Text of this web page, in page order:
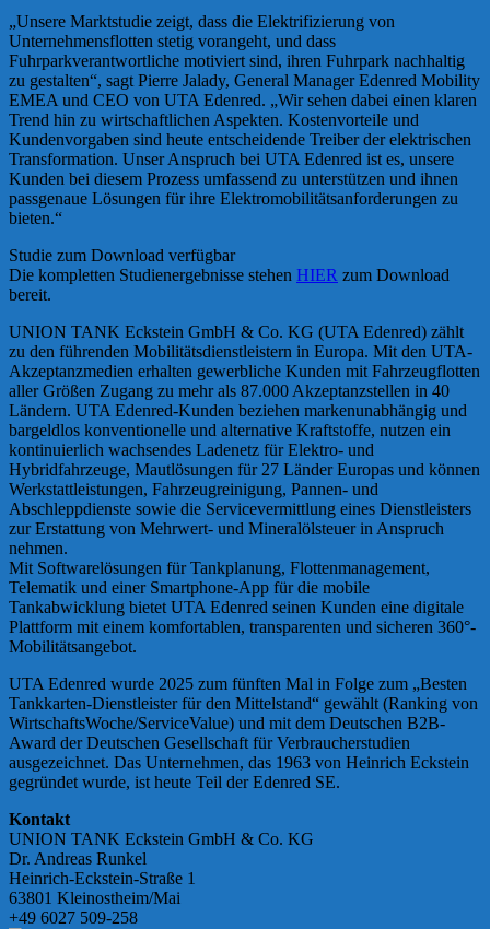
„Unsere Marktstudie zeigt, dass die Elektrifizierung von
Unternehmensflotten stetig vorangeht, und dass
Fuhrparkverantwortliche motiviert sind, ihren Fuhrpark nachhaltig
zu gestalten“, sagt Pierre Jalady, General Manager Edenred Mobility
EMEA und CEO von UTA Edenred. „Wir sehen dabei einen klaren
Trend hin zu wirtschaftlichen Aspekten. Kostenvorteile und
Kundenvorgaben sind heute entscheidende Treiber der elektrischen
Transformation. Unser Anspruch bei UTA Edenred ist es, unsere
Kunden bei diesem Prozess umfassend zu unterstützen und ihnen
passgenaue Lösungen für ihre Elektromobilitätsanforderungen zu
bieten.“
Studie zum Download verfügbar
Die kompletten Studienergebnisse stehen HIER zum Download
bereit.
UNION TANK Eckstein GmbH & Co. KG (UTA Edenred) zählt
zu den führenden Mobilitätsdienstleistern in Europa. Mit den UTA-
Akzeptanzmedien erhalten gewerbliche Kunden mit Fahrzeugflotten
aller Größen Zugang zu mehr als 87.000 Akzeptanzstellen in 40
Ländern. UTA Edenred-Kunden beziehen markenunabhängig und
bargeldlos konventionelle und alternative Kraftstoffe, nutzen ein
kontinuierlich wachsendes Ladenetz für Elektro- und
Hybridfahrzeuge, Mautlösungen für 27 Länder Europas und können
Werkstattleistungen, Fahrzeugreinigung, Pannen- und
Abschleppdienste sowie die Servicevermittlung eines Dienstleisters
zur Erstattung von Mehrwert- und Mineralölsteuer in Anspruch
nehmen.
Mit Softwarelösungen für Tankplanung, Flottenmanagement,
Telematik und einer Smartphone-App für die mobile
Tankabwicklung bietet UTA Edenred seinen Kunden eine digitale
Plattform mit einem komfortablen, transparenten und sicheren 360°-
Mobilitätsangebot.
UTA Edenred wurde 2025 zum fünften Mal in Folge zum „Besten
Tankkarten-Dienstleister für den Mittelstand“ gewählt (Ranking von
WirtschaftsWoche/ServiceValue) und mit dem Deutschen B2B-
Award der Deutschen Gesellschaft für Verbraucherstudien
ausgezeichnet. Das Unternehmen, das 1963 von Heinrich Eckstein
gegründet wurde, ist heute Teil der Edenred SE.
Kontakt
UNION TANK Eckstein GmbH & Co. KG
Dr. Andreas Runkel
Heinrich-Eckstein-Straße 1
63801 Kleinostheim/Mai
+49 6027 509-258